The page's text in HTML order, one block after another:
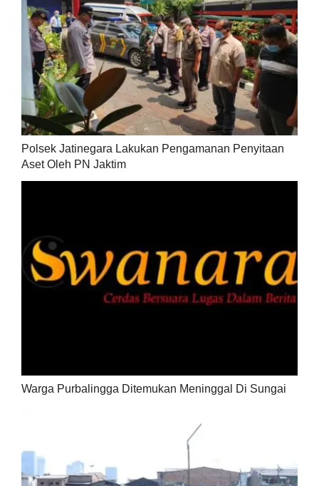
Polsek Jatinegara Lakukan Pengamanan Penyitaan
Aset Oleh PN Jaktim
Warga Purbalingga Ditemukan Meninggal Di Sungai